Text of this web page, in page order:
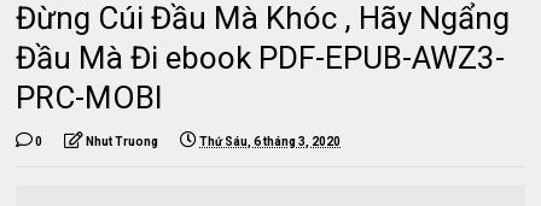
Đừng Cúi Đầu Mà Khóc , Hãy Ngẩng
Đầu Mà Đi ebook PDF-EPUB-AWZ3-
PRC-MOBI
0 Nhut Truong Thứ Sáu, 6 tháng 3, 2020